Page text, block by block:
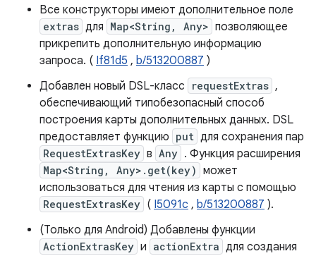
Все конструкторы имеют дополнительное поле
extras для Map<String, Any> позволяющее
прикрепить дополнительную информацию
запроса. ( If81d5 , b/513200887 )
Добавлен новый DSL-класс
requestExtras ,
обеспечивающий типобезопасный способ
построения карты дополнительных данных. DSL
предоставляет функцию put для сохранения пар
RequestExtrasKey в Any . Функция расширения
Map<String, Any>.get(key) может
использоваться для чтения из карты с помощью
RequestExtrasKey ( I5091c , b/513200887 ).
(Только для Android) Добавлены функции
ActionExtrasKey и actionExtra для создания